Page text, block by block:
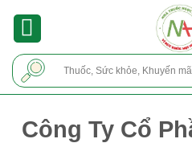
Công Ty Cổ